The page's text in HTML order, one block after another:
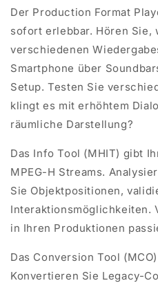
Der Production Format
sofort erlebbar. Hören Sie,
verschiedenen
Smartphone über
Setup. Testen Sie
klingt es mit erhöhtem
räumliche Darstellung?
Das Info Tool (MHIT) gibt
MPEG-H Streams.
Sie Objektpositionen,
Interaktionsmöglichkeiten.
in Ihren Produktionen
Das Conversion Tool
Konvertieren Sie Legacy-